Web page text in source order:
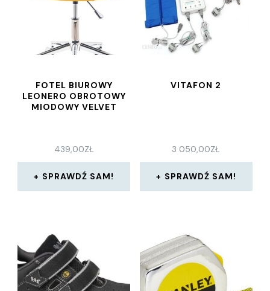
FOTEL BIUROWY
LEONERO OBROTOWY
MIODOWY VELVET
439,00ZŁ
SPRAWDŹ SAM!
VITAFON 2
3 050,00ZŁ
SPRAWDŹ SAM!